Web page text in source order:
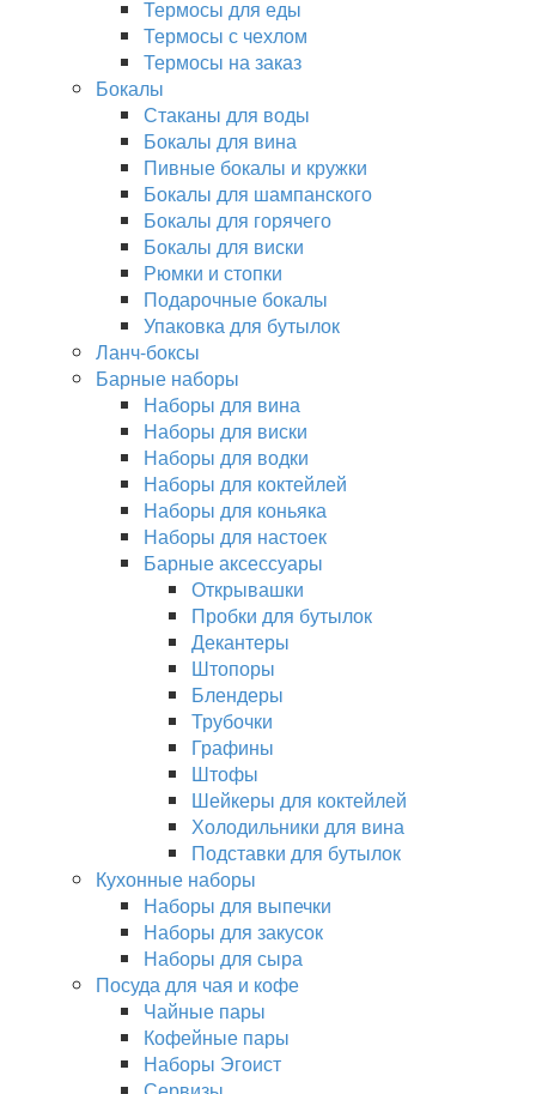
Термосы для еды
Термосы с чехлом
Термосы на заказ
Бокалы
Стаканы для воды
Бокалы для вина
Пивные бокалы и кружки
Бокалы для шампанского
Бокалы для горячего
Бокалы для виски
Рюмки и стопки
Подарочные бокалы
Упаковка для бутылок
Ланч-боксы
Барные наборы
Наборы для вина
Наборы для виски
Наборы для водки
Наборы для коктейлей
Наборы для коньяка
Наборы для настоек
Барные аксессуары
Открывашки
Пробки для бутылок
Декантеры
Штопоры
Блендеры
Трубочки
Графины
Штофы
Шейкеры для коктейлей
Холодильники для вина
Подставки для бутылок
Кухонные наборы
Наборы для выпечки
Наборы для закусок
Наборы для сыра
Посуда для чая и кофе
Чайные пары
Кофейные пары
Наборы Эгоист